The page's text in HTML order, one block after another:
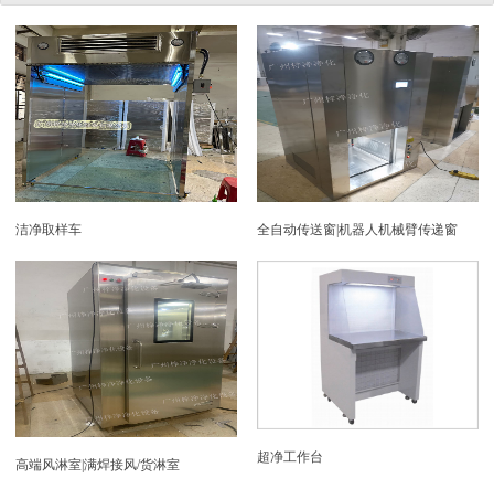
洁净取样车 全自动传送窗|机器人机械臂传递窗
高端风淋室|满焊接风/货淋室 超净工作台